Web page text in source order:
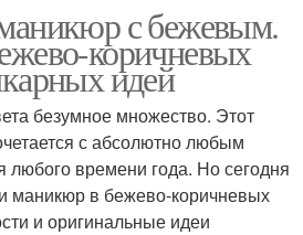
с бежевым.
коричневых
идей
безумное множество. Этот
с абсолютно любым
любого времени года. Но сегодня
маникюр в бежево-коричневых
и оригинальные идеи